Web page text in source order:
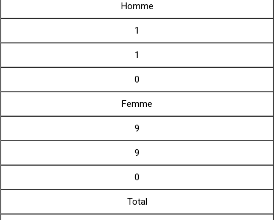
Homme
1
1
0
Femme
9
9
0
Total